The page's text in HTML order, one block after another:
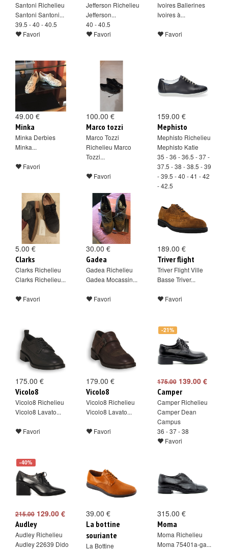
Santoni Richelieu
Santoni Santoni...
39.5 - 40 - 40.5
Favori
Jefferson Richelieu
Jefferson...
40 - 40.5
Favori
Ivoires Ballerines
Ivoires à...
Favori
49.00 €
Minka
Minka Derbies
Minka...
Favori
100.00 €
Marco tozzi
Marco Tozzi
Richelieu Marco
Tozzi...
Favori
159.00 €
Mephisto
Mephisto Richelieu
Mephisto Katie
35 - 36 - 36.5 - 37 -
37.5 - 38 - 38.5 - 39
- 39.5 - 40 - 41 - 42
- 42.5
5.00 €
Clarks
Clarks Richelieu
Clarks Richelieu...
Favori
30.00 €
Gadea
Gadea Richelieu
Gadea Mocassin...
Favori
189.00 €
Triver flight
Triver Flight Ville
Basse Triver...
Favori
175.00 €
Vicolo8
Vicolo8 Richelieu
Vicolo8 Lavato...
Favori
179.00 €
Vicolo8
Vicolo8 Richelieu
Vicolo8 Lavato...
Favori
-21%
175.00139.00 €
Camper
Camper Richelieu
Camper Dean
Campus
36 - 37 - 38
Favori
-40%
215.00 129.00 €
Audley
Audley Richelieu
Audley 22639 Dido
39.00 €
La bottine
souriante
La Bottine
315.00 €
Moma
Moma Richelieu
Moma 75401a-ga...